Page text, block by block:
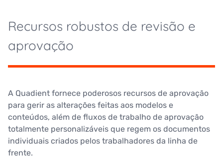
Recursos robustos de revisão e
aprovação
A Quadient fornece poderosos recursos de aprovação
para gerir as alterações feitas aos modelos e
conteúdos, além de fluxos de trabalho de aprovação
totalmente personalizáveis que regem os documentos
individuais criados pelos trabalhadores da linha de
frente.